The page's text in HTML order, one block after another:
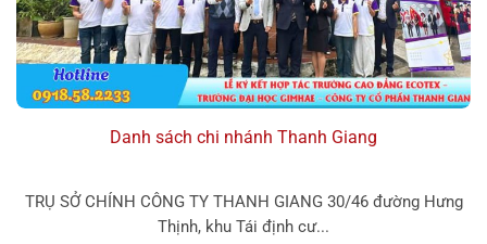
Danh sách chi nhánh Thanh Giang
TRỤ SỞ CHÍNH CÔNG TY THANH GIANG 30/46 đường Hưng
Thịnh, khu Tái định cư...